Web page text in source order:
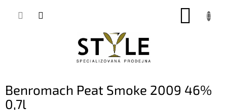
Benromach Peat Smoke 2009 46%
0,7l